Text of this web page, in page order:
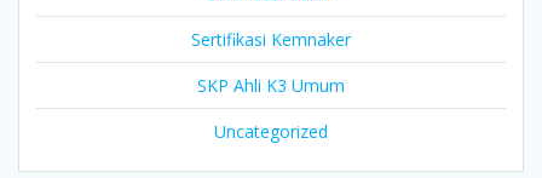
Sertifikasi Kemnaker
SKP Ahli K3 Umum
Uncategorized